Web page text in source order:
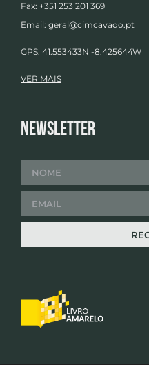
Fax: +351 253 201 369
Email: geral@cimcavado.pt
GPS: 41.553433N -8.425644W
VER MAIS
Newsletter